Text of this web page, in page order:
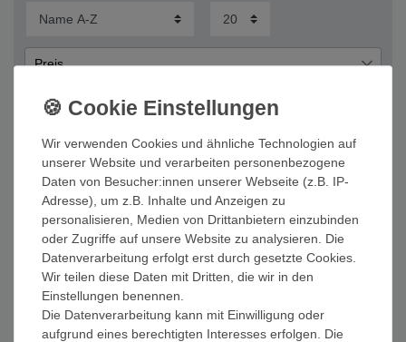
Preis
― €
Übernehmen
Wichtige Informationen
FAQ Funkuhren
Wasserdichtheit
Geschenkverpackung
Batterieentsorgung
Zahlung
Versand
Wir verwenden Cookies und ähnliche Technologien auf
unserer Website und verarbeiten personenbezogene
Daten von Besucher:innen unserer Webseite (z.B. IP-
Adresse), um z.B. Inhalte und Anzeigen zu
personalisieren, Medien von Drittanbietern einzubinden
oder Zugriffe auf unsere Website zu analysieren. Die
Datenverarbeitung erfolgt erst durch gesetzte Cookies.
Wir teilen diese Daten mit Dritten, die wir in den
Einstellungen benennen.
Die Datenverarbeitung kann mit Einwilligung oder
aufgrund eines berechtigten Interesses erfolgen. Die